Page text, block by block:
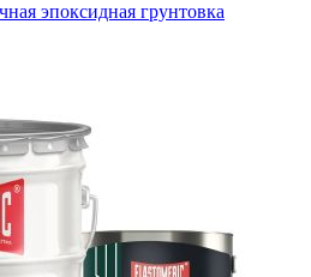
эпоксидная грунтовка